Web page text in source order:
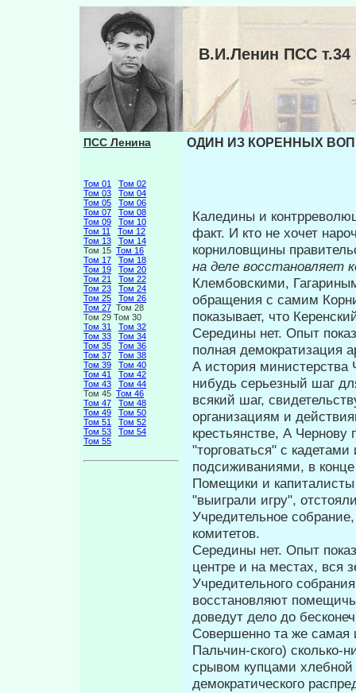
В.И.Ленин ПСС
ПСС Ленина
Том 01
Том 02
Том 03
Том 04
Том 05
Том 06
Том 07
Том 08
Том 09
Том 10
Том 11
Том 12
Том 13
Том 14
Том 15 Том 16
Том 17
Том 18
Том 19
Том 20
Том 21
Том 22
Том 23
Том 24
Том 25
Том 26
Том 27 Том 28
Том 29 Том 30
Том 31
Том 32
Том 33
Том 34
Том 35
Том 36
Том 37
Том 38
Том 39
Том 40
Том 41
Том 42
Том 43
Том 44
Том 45 Том 46
Том 47
Том 48
Том 49
Том 50
Том 51
Том 52
Том 53
Том 54
Том 55
ОДИН ИЗ КОРЕННЫХ
Каледины и
факт. И кто не хочет
корниловщины
на деле восстановляет
Клембовскими,
обращения с самим
показывает, что
Середины нет. Опыт
полная демократизация
А история министерства
нибудь серьезный шаг
всякий шаг,
организациям и
крестьянстве, А
"торговаться" с
подсиживаниями, в
Помещики и
"выиграли игру",
Учредительное
комитетов.
Середины нет. Опыт
центре и на местах, вся
Учредительного
восстановляют
доведут дело до
Совершенно та же самая
Пальчин-ского) сколько-
срывом купцами
демократического